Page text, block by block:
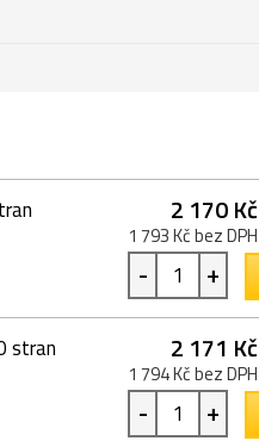
2 170 Kč
1 793 Kč bez DPH
- +
stran 2 171 Kč
1 794 Kč bez DPH
- +